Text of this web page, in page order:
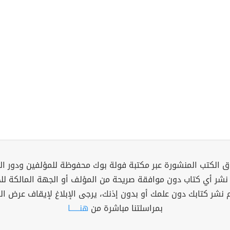
الكتب المنشورة عبر مكتبة فولة بوك محفوظة للمؤلفين ودور
نشر أي كتاب دون موافقة صريحة من المؤلف أو الجهة المالكة
نشر كتابك دون علمك أو بدون إذنك، يرجى الإبلاغ لإيقاف عرض
بمراسلتنا مباشرة من هنــــــا